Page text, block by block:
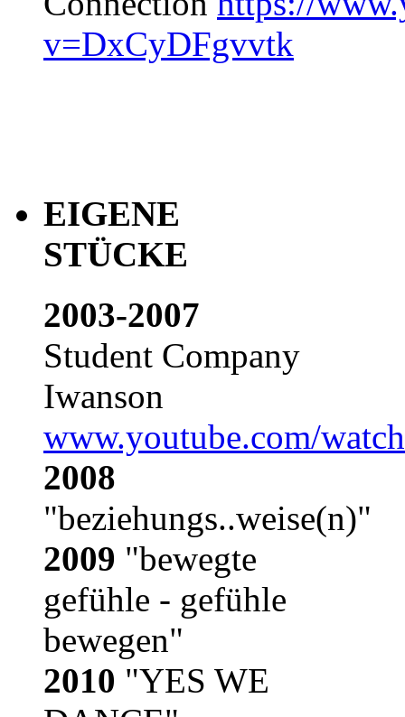
v=DxCyDFgvvtk
EIGENE
STÜCKE
2003-2007
Student Company
Iwanson
www.youtube.com/watch
2008
"beziehungs..weise(n)"
2009 "bewegte
gefühle - gefühle
bewegen"
2010 "YES WE